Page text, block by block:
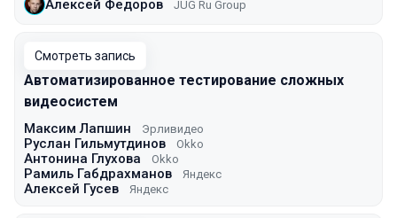
Алексей Федоров JUG Ru Group
Смотреть запись
Автоматизированное тестирование сложных
видеосистем
Максим Лапшин Эрливидео
Руслан Гильмутдинов Okko
Антонина Глухова Okko
Рамиль Габдрахманов Яндекс
Алексей Гусев Яндекс